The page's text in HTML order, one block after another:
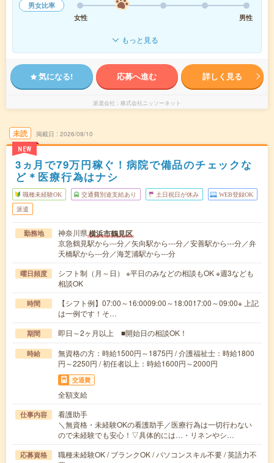
男女比率
女性
男性
もっと見る
気になる! 応募へ進む 詳しく見る
派遣会社 株式会社ニッソーネット
未読
NEW
掲載日 2026/08/10
3ヵ月で79万円稼ぐ！病院で備品のチェックな
ど＊医療行為はナシ
職種未経験OK 交通費別途支給あり 土日祝日が休み WEB登録OK
派遣
勤務地 神奈川県横浜市鶴見区
京急鶴見駅から---分／矢向駅から---分／安善駅から---分／弁
天橋駅から---分／海芝浦駅から---分
曜日頻度
シフト制（月～日） ※平日のみなどの相談もOK ※週3なども
相談OK
時間
【シフト例】07:00～16:0009:00～18:0017:00～09:00※ 上記
は一例です！そ…
期間 即日～2ヶ月以上 ■開始日の相談OK！
時給
無資格の方：時給1500円～1875円 / 介護福祉士：時給1800
円～2250円 / 初任者以上：時給1600円～2000円
交通費
全額支給
仕事内容
看護助手
＼無資格・未経験OKの看護助手／医療行為は一切行わない
ので未経験でも安心！▽具体的には…・リネンやシ…
応募資格
職種未経験OK / ブランクOK / パソコンスキル不要 / 英語力不